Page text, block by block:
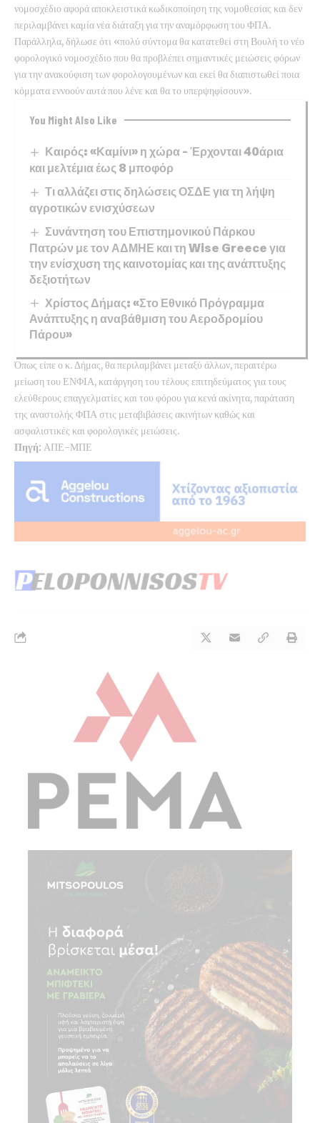
νομοσχέδιο αφορά αποκλειστικά κωδικοποίηση της νομοθεσίας και δεν
περιλαμβάνει καμία νέα διάταξη για την αναμόρφωση του ΦΠΑ.
Παράλληλα, δήλωσε ότι «πολύ σύντομα θα κατατεθεί στη Βουλή το νέο
φορολογικό νομοσχέδιο που θα προβλέπει σημαντικές μειώσεις φόρων
για την ανακούφιση των φορολογουμένων και εκεί θα διαπιστωθεί ποια
κόμματα εννοούν αυτά που λένε και θα το υπερψηφίσουν».
You Might Also Like
Καιρός: «Καμίνι» η χώρα – Έρχονται 40άρια
και μελτέμια έως 8 μποφόρ
Τι αλλάζει στις δηλώσεις ΟΣΔΕ για τη λήψη
αγροτικών ενισχύσεων
Συνάντηση του Επιστημονικού Πάρκου
Πατρών με τον ΑΔΜΗΕ και τη Wise Greece για
την ενίσχυση της καινοτομίας και της ανάπτυξης
δεξιοτήτων
Χρίστος Δήμας: «Στο Εθνικό Πρόγραμμα
Ανάπτυξης η αναβάθμιση του Αεροδρομίου
Πάρου»
Όπως είπε ο κ. Δήμας, θα περιλαμβάνει μεταξύ άλλων, περαιτέρω
μείωση του ΕΝΦΙΑ, κατάργηση του τέλους επιτηδεύματος για τους
ελεύθερους επαγγελματίες και του φόρου για κενά ακίνητα, παράταση
της αναστολής ΦΠΑ στις μεταβιβάσεις ακινήτων καθώς και
ασφαλιστικές και φορολογικές μειώσεις.
Πηγή: ΑΠΕ-ΜΠΕ